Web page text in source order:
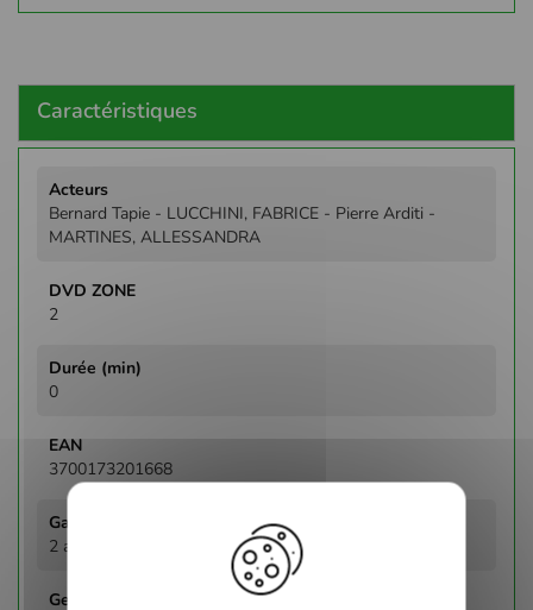
Caractéristiques
d'infos
Bernard Tapie - LUCCHINI, FABRICE - Pierre Arditi -
MARTINES, ALLESSANDRA
2
0
3700173201668
2 ans